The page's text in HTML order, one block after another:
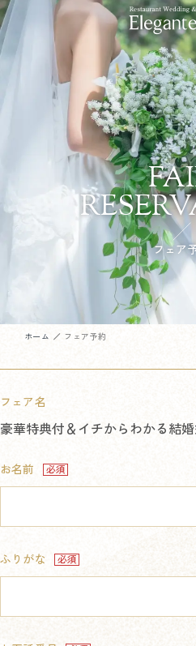
フェア
ホーム フェア予約
フェア名
豪華特典付＆イチからわかる結
お名前
ふりがな